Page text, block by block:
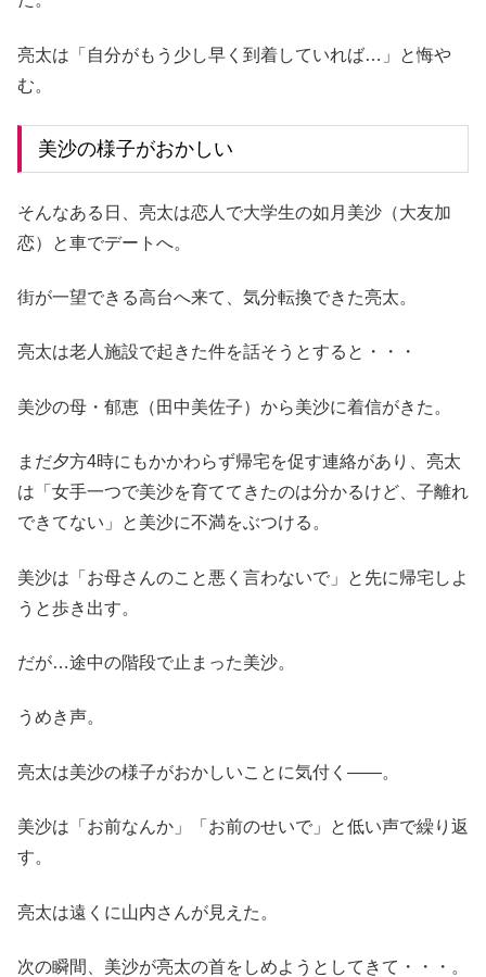
亮太は「自分がもう少し早く到着していれば…」と悔や
む。
美沙の様子がおかしい
そんなある日、亮太は恋人で大学生の如月美沙（大友加
恋）と車でデートへ。
街が一望できる高台へ来て、気分転換できた亮太。
亮太は老人施設で起きた件を話そうとすると・・・
美沙の母・郁恵（田中美佐子）から美沙に着信がきた。
まだ夕方4時にもかかわらず帰宅を促す連絡があり、亮太
は「女手一つで美沙を育ててきたのは分かるけど、子離れ
できてない」と美沙に不満をぶつける。
美沙は「お母さんのこと悪く言わないで」と先に帰宅しよ
うと歩き出す。
だが…途中の階段で止まった美沙。
うめき声。
亮太は美沙の様子がおかしいことに気付く――。
美沙は「お前なんか」「お前のせいで」と低い声で繰り返
す。
亮太は遠くに山内さんが見えた。
次の瞬間、美沙が亮太の首をしめようとしてきて・・・。